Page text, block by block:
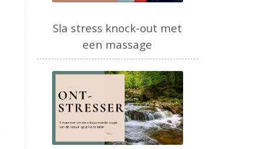
Sla stress knock-out met
een massage